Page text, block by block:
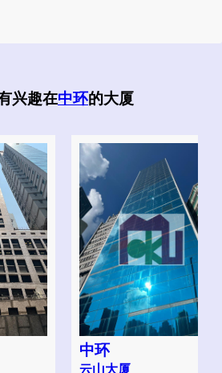
兴趣在中环的大厦
中环
云山大厦